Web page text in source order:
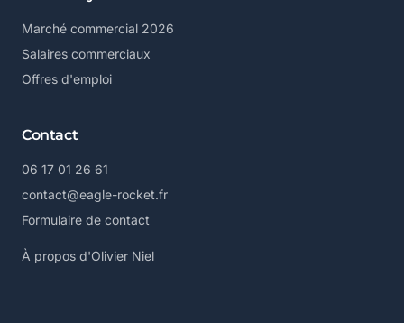
Marché commercial 2026
Salaires commerciaux
Offres d'emploi
Contact
06 17 01 26 61
contact@eagle-rocket.fr
Formulaire de contact
À propos d'Olivier Niel